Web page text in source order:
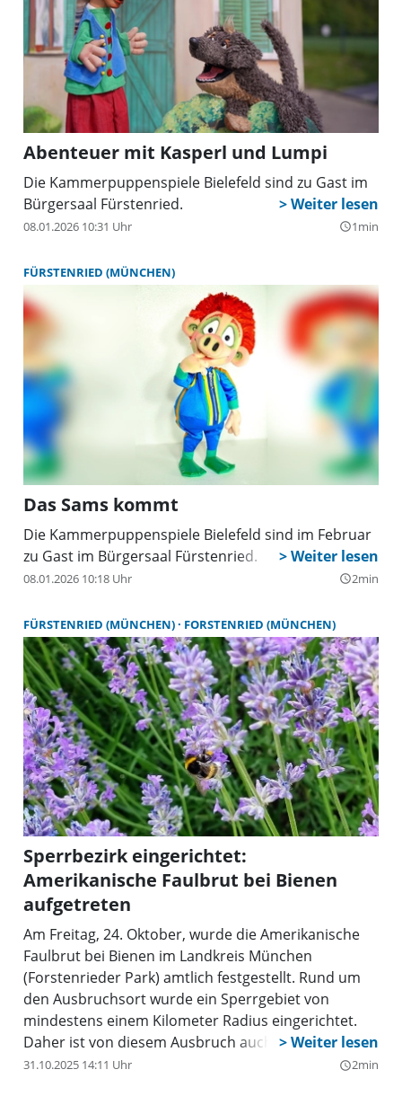
Abenteuer mit Kasperl und Lumpi
Die Kammerpuppenspiele Bielefeld sind zu Gast im
Bürgersaal Fürstenried.
08.01.2026 10:31 Uhr query_builder1min
FÜRSTENRIED (MÜNCHEN)
Das Sams kommt
Die Kammerpuppenspiele Bielefeld sind im Februar
zu Gast im Bürgersaal Fürstenried.
08.01.2026 10:18 Uhr query_builder2min
FÜRSTENRIED (MÜNCHEN) FORSTENRIED (MÜNCHEN)
Sperrbezirk eingerichtet:
Amerikanische Faulbrut bei Bienen
aufgetreten
Am Freitag, 24. Oktober, wurde die Amerikanische
Faulbrut bei Bienen im Landkreis München
(Forstenrieder Park) amtlich festgestellt. Rund um
den Ausbruchsort wurde ein Sperrgebiet von
mindestens einem Kilometer Radius eingerichtet.
Daher ist von diesem Ausbruch auch der Stadtteil
Forstenried betroffen. Es wird dort – genau wie im
31.10.2025 14:11 Uhr query_builder2min